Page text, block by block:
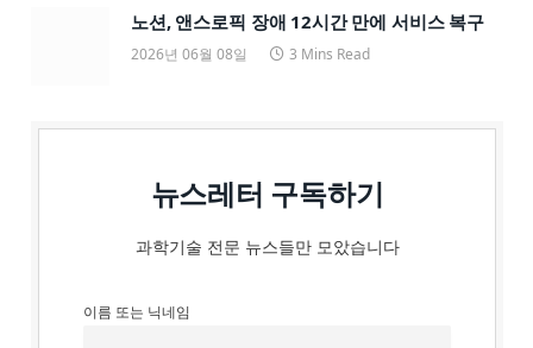
노션, 앤스로픽 장애 12시간 만에 서비스 복구
2026년 06월 08일 3 Mins Read
뉴스레터 구독하기
과학기술 전문 뉴스들만 모았습니다
이름 또는 닉네임